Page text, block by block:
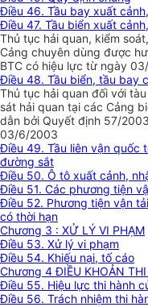
Điều 46. Tầu bay xuất
Điều 47. Tầu biển xuất
Thủ tục hải quan, kiểm
Cảng chuyên dùng được
BTC có hiệu lực từ ngày
Điều 48. Tầu biển, tầu bay
Thủ tục hải quan đối với
sát hải quan tại các Cảng
dẫn bởi Quyết định 57/
03/6/2003
Điều 49. Tầu liên vận quốc
đường sắt
Điều 50. Ô tô xuất cảnh,
Điều 51. Các phương tiện
Điều 52. Phương tiện vận
có thời hạn
Chương 3 : XỬ LÝ VI PHẠM
Điều 53. Xử lý vi phạm
Điều 54. Khiếu nại, tố cáo
Chương 4 ĐIỀU KHOẢN
Điều 55. Hiệu lực thi hành
Điều 56. Trách nhiệm thi